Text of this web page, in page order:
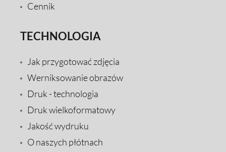
Cennik
TECHNOLOGIA
Jak przygotować zdjęcia
Werniksowanie obrazów
Druk - technologia
Druk wielkoformatowy
Jakość wydruku
O naszych płótnach